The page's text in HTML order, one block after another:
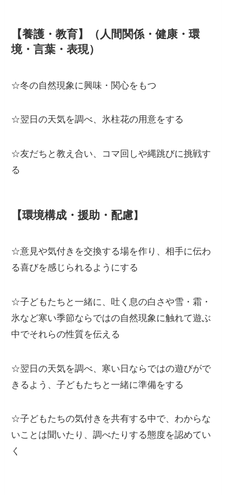
【養護・教育】（人間関係・健康・環
境・言葉・表現）
☆冬の自然現象に興味・関心をもつ
☆翌日の天気を調べ、氷柱花の用意をする
☆友だちと教え合い、コマ回しや縄跳びに挑戦す
る
【環境構成・援助・配慮】
☆意見や気付きを交換する場を作り、相手に伝わ
る喜びを感じられるようにする
☆子どもたちと一緒に、吐く息の白さや雪・霜・
氷など寒い季節ならではの自然現象に触れて遊ぶ
中でそれらの性質を伝える
☆翌日の天気を調べ、寒い日ならではの遊びがで
きるよう、子どもたちと一緒に準備をする
☆子どもたちの気付きを共有する中で、わからな
いことは聞いたり、調べたりする態度を認めてい
く